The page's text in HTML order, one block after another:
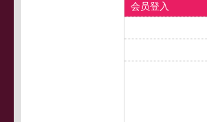
会员登入